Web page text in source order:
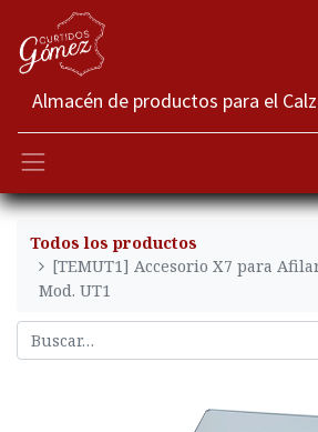
Almacén de productos para el
Todos los productos
[TEMUT1] Accesorio X7 para
Mod. UT1